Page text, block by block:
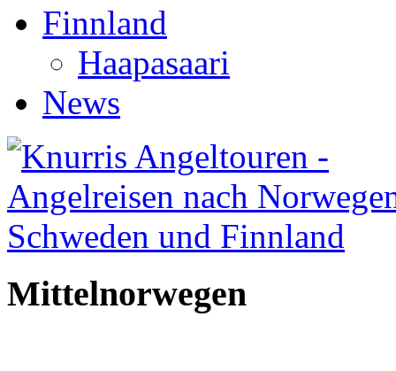
Finnland
Haapasaari
News
Mittelnorwegen